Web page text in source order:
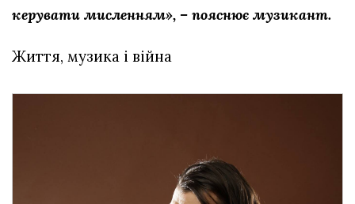
керувати мисленням»‎, – пояснює музикант.
Життя, музика і війна